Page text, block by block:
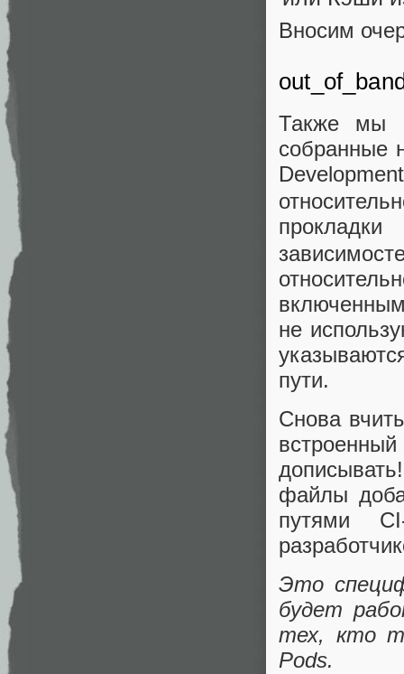
Вносим
Также мы
собранные
не
пути.
Снова
файлы
путями
Это
будет
тех, кто
Pods.